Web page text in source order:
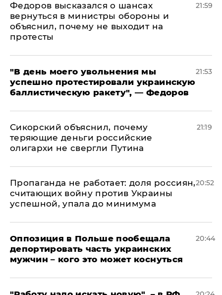
Федоров высказался о шансах
вернуться в министры обороны и
объяснил, почему не выходит на
протесты
21:59
​"В день моего увольнения мы
успешно протестировали украинскую
баллистическую ракету", — Федоров
21:53
Сикорский объяснил, почему
теряющие деньги российские
олигархи не свергли Путина
21:19
​Пропаганда не работает: доля россиян,
считающих войну против Украины
успешной, упала до минимума
20:52
Оппозиция в Польше пообещала
депортировать часть украинских
мужчин – кого это может коснуться
20:44